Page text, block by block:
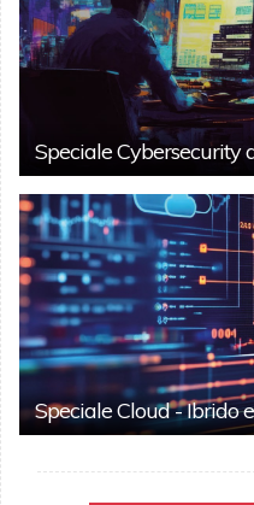
Speciale Cybersecurity
Speciale Cloud - Ibrido